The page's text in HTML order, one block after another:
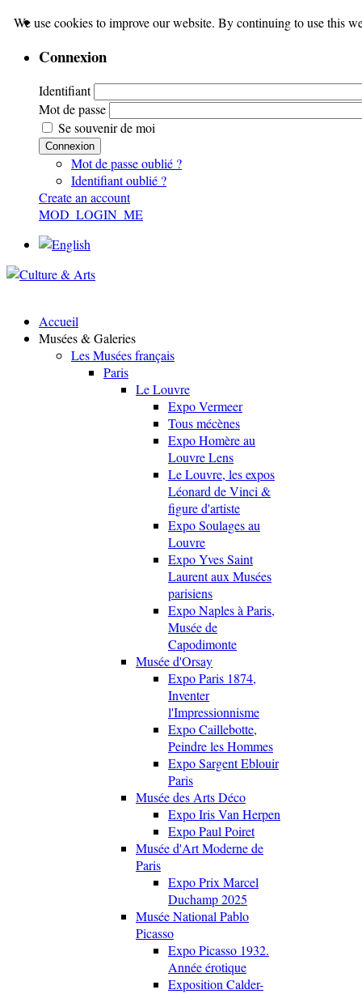
Connexion
Identifiant
Mot de passe
Se souvenir de moi
Connexion
Mot de passe oublié ?
Identifiant oublié ?
Create an account
MOD_LOGIN_ME
Accueil
Musées & Galeries
Les Musées français
Paris
Le Louvre
Expo Vermeer
Tous mécènes
Expo Homère au
Louvre Lens
Le Louvre, les expos
Léonard de Vinci &
figure d'artiste
Expo Soulages au
Louvre
Expo Yves Saint
Laurent aux Musées
parisiens
Expo Naples à Paris,
Musée de
Capodimonte
Musée d'Orsay
Expo Paris 1874,
Inventer
l'Impressionnisme
Expo Caillebotte,
Peindre les Hommes
Expo Sargent Eblouir
Paris
Musée des Arts Déco
Expo Iris Van Herpen
Expo Paul Poiret
Musée d'Art Moderne de
Paris
Expo Prix Marcel
Duchamp 2025
Musée National Pablo
Picasso
Expo Picasso 1932.
Année érotique
Exposition Calder-
We use cookies to improve our website. By continuing to use this